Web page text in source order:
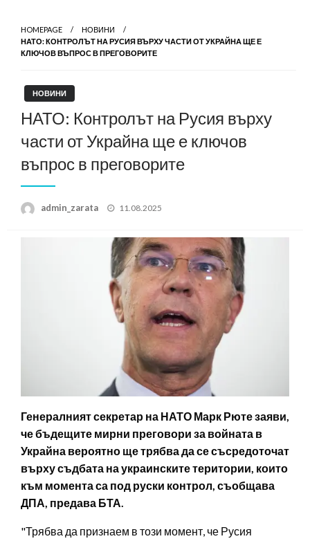
HOMEPAGE
НОВИНИ
НАТО: КОНТРОЛЪТ НА РУСИЯ ВЪРХУ ЧАСТИ ОТ УКРАЙНА ЩЕ Е
КЛЮЧОВ ВЪПРОС В ПРЕГОВОРИТЕ
НОВИНИ
НАТО: Контролът на Русия върху
части от Украйна ще е ключов
въпрос в преговорите
admin_zarata
Posted
11.08.2025
Генералният секретар на НАТО Марк Рюте заяви,
че бъдещите мирни преговори за войната в
Украйна вероятно ще трябва да се съсредоточат
върху съдбата на украинските територии, които
към момента са под руски контрол, съобщава
ДПА, предава БТА.
"Трябва да признаем в този момент, че Русия